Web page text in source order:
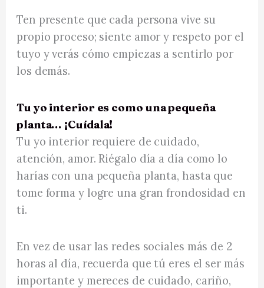
Ten presente que cada persona vive su
propio proceso; siente amor y respeto por el
tuyo y verás cómo empiezas a sentirlo por
los demás.
Tu yo interior es como una pequeña
planta… ¡Cuídala!
Tu yo interior requiere de cuidado,
atención, amor. Riégalo día a día como lo
harías con una pequeña planta, hasta que
tome forma y logre una gran frondosidad en
ti.
En vez de usar las redes sociales más de 2
horas al día, recuerda que tú eres el ser más
importante y mereces de cuidado, cariño,